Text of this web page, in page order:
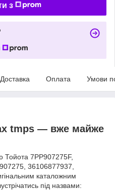
з
Доставка Оплата Умови
tmps — вже майже
Тойота 7PP907275F,
36106877937,
каталожним
під назвами: